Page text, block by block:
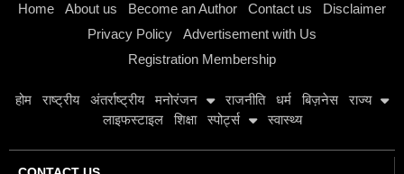
Home About us Become an Author Contact us
Disclaimer
Privacy Policy
Advertisement with Us
Registration Membership
होम राष्ट्रीय अंतर्राष्ट्रीय मनोरंजन राजनीति धर्म बिज़नेस
राज्य
लाइफस्टाइल
शिक्षा स्पोर्ट्स स्वास्थ्य